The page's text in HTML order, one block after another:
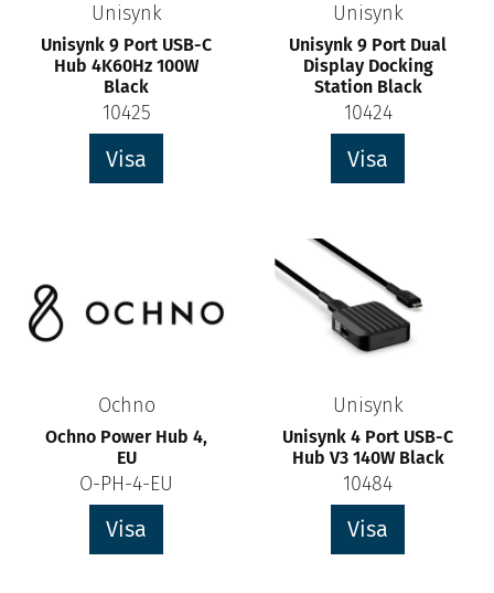
Unisynk
Unisynk 9 Port USB-C
Hub 4K60Hz 100W
Black
10425
Visa
Unisynk
Unisynk 9 Port Dual
Display Docking
Station Black
10424
Visa
Ochno
Ochno Power Hub 4,
EU
O-PH-4-EU
Visa
Unisynk
Unisynk 4 Port USB-C
Hub V3 140W Black
10484
Visa